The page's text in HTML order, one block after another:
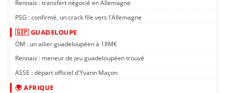
Rennais : transfert négocié en Allemagne
PSG : confirmé, un crack file vers l'Allemagne
🇬🇵 GUADELOUPE
OM : un ailier guadeloupéen à 18M€
Rennais : meneur de jeu guadeloupéen trouvé
ASSE : départ officiel d'Yvann Maçon
🌍 AFRIQUE